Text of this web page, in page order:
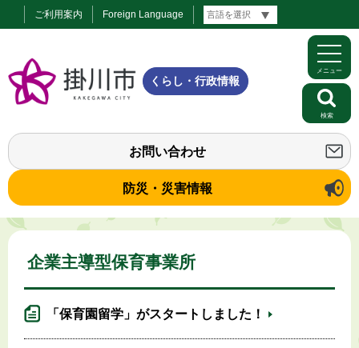
ご利用案内 Foreign Language
くらし・行政情報
お問い合わせ
防災・災害情報
メニュー
検索
企業主導型保育事業所
「保育園留学」がスタートしました！